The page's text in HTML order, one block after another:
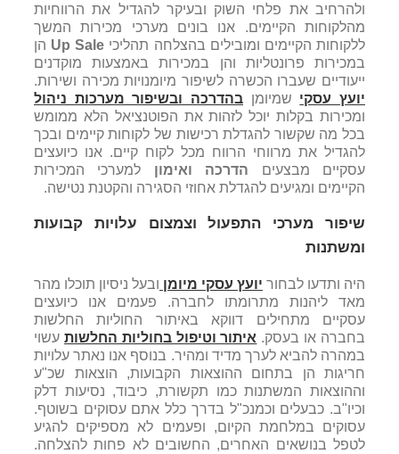
ולהרחיב את פלחי השוק ובעיקר להגדיל את הרווחיות
מהלקוחות הקיימים. אנו בונים מערכי מכירות המשך
ללקוחות הקיימים ומובילים בהצלחה תהליכי Up Sale הן
במכירות פרונטליות והן במכירות באמצעות מוקדנים
ייעודיים שעברו הכשרה לשיפור מיומנויות מכירה ושירות.
יועץ עסקי שמיומן בהדרכה ובשיפור מערכות ניהול
ומכירות בקלות יוכל לזהות את הפוטנציאל הלא ממומש
בכל מה שקשור להגדלת רכישות של לקוחות קיימים ובכך
להגדיל את מרווחי הרווח מכל לקוח קיים. אנו כיועצים
עסקיים מבצעים הדרכה ואימון למערכי המכירות
הקיימים ומגיעים להגדלת אחוזי הסגירה והקטנת נטישה.
שיפור מערכי התפעול וצמצום עלויות קבועות
ומשתנות
היה ותדעו לבחור יועץ עסקי מיומן ובעל ניסיון תוכלו מהר
מאד ליהנות מתרומתו לחברה. פעמים אנו כיועצים
עסקיים מתחילים דווקא באיתור החוליות החלשות
בחברה או בעסק. איתור וטיפול בחוליות החלשות עשוי
במהרה להביא לערך מדיד ומהיר. בנוסף אנו נאתר עלויות
חריגות הן בתחום ההוצאות הקבועות, הוצאות שכ"ע
וההוצאות המשתנות כמו תקשורת, כיבוד, נסיעות דלק
וכיו"ב. כבעלים וכמנכ"ל בדרך כלל אתם עסוקים בשוטף.
עסוקים במלחמת הקיום, ופעמים לא מספיקים להגיע
לטפל בנושאים האחרים, החשובים לא פחות להצלחה.